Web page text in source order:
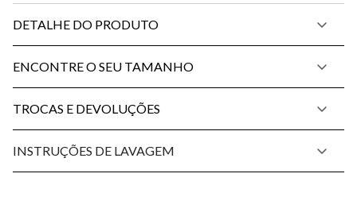
DETALHE DO PRODUTO
ENCONTRE O SEU TAMANHO
TROCAS E DEVOLUÇÕES
INSTRUÇÕES DE LAVAGEM